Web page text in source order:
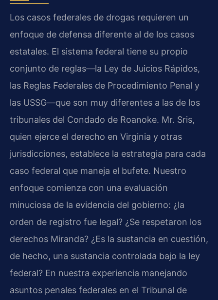
Los casos federales de drogas requieren un
enfoque de defensa diferente al de los casos
estatales. El sistema federal tiene su propio
conjunto de reglas—la Ley de Juicios Rápidos,
las Reglas Federales de Procedimiento Penal y
las USSG—que son muy diferentes a las de los
tribunales del Condado de Roanoke. Mr. Sris,
quien ejerce el derecho en Virginia y otras
jurisdicciones, establece la estrategia para cada
caso federal que maneja el bufete. Nuestro
enfoque comienza con una evaluación
minuciosa de la evidencia del gobierno: ¿la
orden de registro fue legal? ¿Se respetaron los
derechos Miranda? ¿Es la sustancia en cuestión,
de hecho, una sustancia controlada bajo la ley
federal? En nuestra experiencia manejando
asuntos penales federales en el Tribunal de